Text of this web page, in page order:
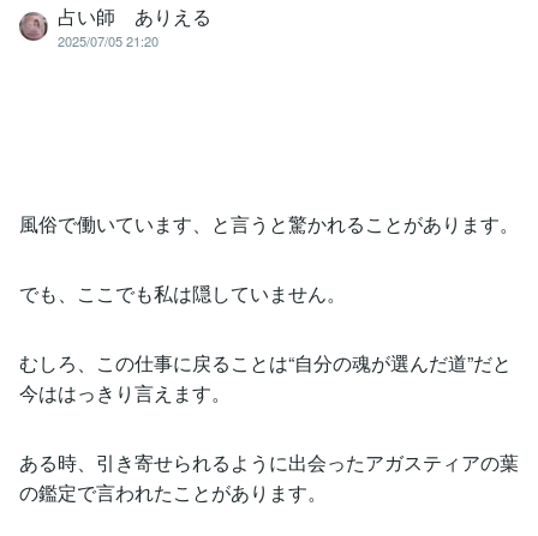
占い師 ありえる
2025/07/05 21:20
風俗で働いています、と言うと驚かれることがあります。
でも、ここでも私は隠していません。
むしろ、この仕事に戻ることは“自分の魂が選んだ道”だと
今ははっきり言えます。
ある時、引き寄せられるように出会ったアガスティアの葉
の鑑定で言われたことがあります。